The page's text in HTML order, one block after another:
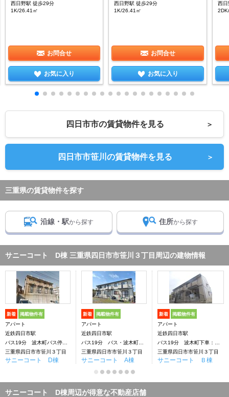
西日野駅 徒歩29分
1K/26.41㎡
お問合せ
お気に入り
西日野駅 徒歩29分
1K/26.41㎡
お問合せ
お気に入り
西
四日市市の賃貸物件を見る ＞
四日市市笹川の賃貸物件を見る ＞
三重県の賃貸物件を探す
沿線・駅から探す 住所から探す
サニーコート D棟 三重県四日市市笹川３丁目周辺の建物情報
新着 掲載物件有
アパート
近鉄四日市駅
バス19分 波木町バス停下車：停歩4分
三重県四日市市笹川３丁目
サニーコート D棟
新着 掲載物件有
アパート
近鉄四日市駅
バス19分 バス・波木町下車：停歩5分
三重県四日市市笹川３丁目
サニーコート A棟
新着 掲載物件有
アパート
近鉄四日市駅
バス19分 波木町下車：停歩5分
三重県四日市市笹川３丁目
サニーコート Ｂ棟
サニーコート D棟周辺が得意な不動産店舗